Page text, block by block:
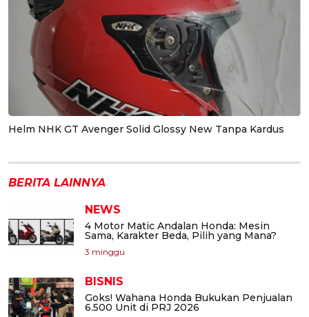
Helm NHK GT Avenger Solid Glossy New Tanpa Kardus
BERITA LAINNYA
NEWS
4 Motor Matic Andalan Honda: Mesin
Sama, Karakter Beda, Pilih yang Mana?
3 minggu
BISNIS
Goks! Wahana Honda Bukukan Penjualan
6.500 Unit di PRJ 2026